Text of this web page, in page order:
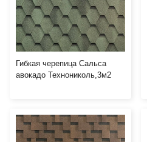
Гибкая черепица Сальса
авокадо Технониколь,3м2